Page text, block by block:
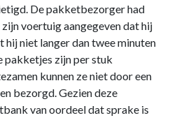
De pakketbezorger had
voertuig aangegeven dat hij
hij niet langer dan twee minuten
pakketjes zijn per stuk
kunnen ze niet door een
bezorgd. Gezien deze
van oordeel dat sprake is